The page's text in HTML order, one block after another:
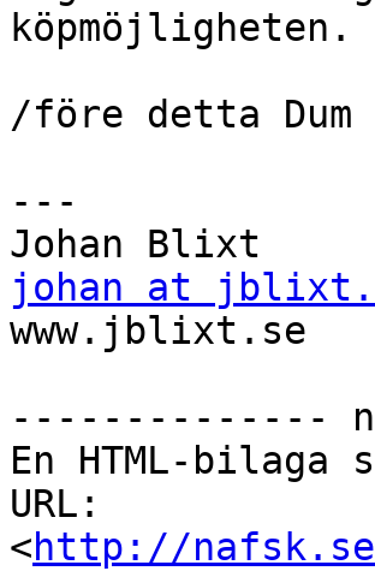
köpmöjligheten.
/före detta
---
johan at
www.jblixt.se
--------------
En HTML-
URL:
<http://nafsk.se/